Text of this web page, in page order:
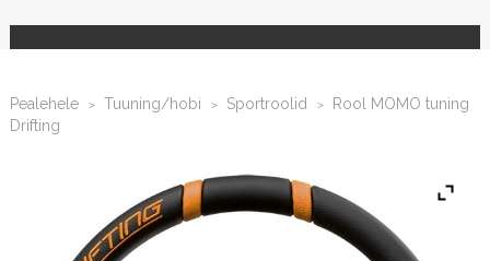
Pealehele > Tuuning/hobi > Sportroolid >
Rool MOMO tuning
Drifting